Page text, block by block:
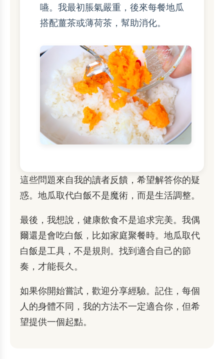
嚥。我最初脹氣嚴重，後來每餐地瓜
搭配薑茶或薄荷茶，幫助消化。
這些問題來自我的讀者反饋，希望解答你的疑
惑。地瓜取代白飯不是魔術，而是生活調整。
最後，我想說，健康飲食不是追求完美。我偶
爾還是會吃白飯，比如家庭聚餐時。地瓜取代
白飯是工具，不是規則。找到適合自己的節
奏，才能長久。
如果你開始嘗試，歡迎分享經驗。記住，每個
人的身體不同，我的方法不一定適合你，但希
望提供一個起點。